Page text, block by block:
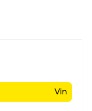
Vin